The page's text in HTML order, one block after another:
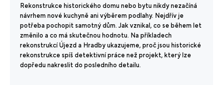
Rekonstrukce historického domu nebo bytu nikdy nezačíná
návrhem nové kuchyně ani výběrem podlahy. Nejdřív je
potřeba pochopit samotný dům. Jak vznikal, co se během let
změnilo a co má skutečnou hodnotu. Na příkladech
rekonstrukcí Újezd a Hradby ukazujeme, proč jsou historické
rekonstrukce spíš detektivní práce než projekt, který lze
dopředu nakreslit do posledního detailu.